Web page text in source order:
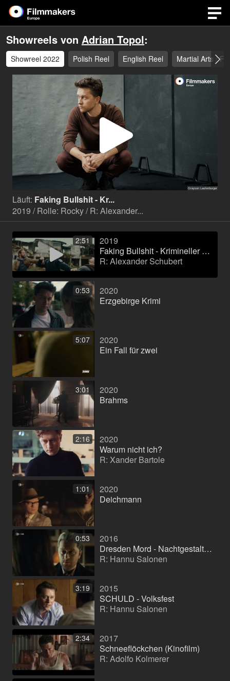
Showreels von Adrian Topol:
Showreel 2022 Polish Reel English Reel Martial Arts /
Video
Läuft: Faking Bullshit - Kr...
2019 / Rolle: Rocky / R: Alexander...
2:51
2019
Faking Bullshit - Krimineller als die Polizei erlaubt! (Kinofilm)
R: Alexander Schubert
0:53
2020
Erzgebirge Krimi
5:07
2020
Ein Fall für zwei
3:01
2020
Brahms
2:16
2020
Warum nicht ich?
R: Xander Bartole
1:01
2020
Deichmann
0:53
2016
Dresden Mord - Nachtgestalten (TV-Movie)
R: Hannu Salonen
3:19
2015
SCHULD - Volksfest
R: Hannu Salonen
2:34
2017
Schneeflöckchen (Kinofilm)
R: Adolfo Kolmerer